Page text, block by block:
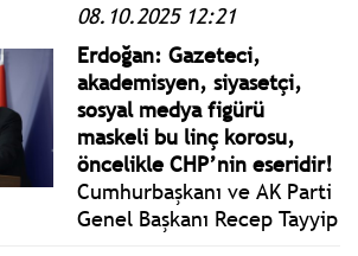
tarafından gerçekleştirilen
katliamın üzerinden 10 yıl
geçti.
08.10.2025 12:21
Erdoğan: Gazeteci,
akademisyen, siyasetçi,
sosyal medya figürü
maskeli bu linç korosu,
öncelikle CHP’nin eseridir!
Cumhurbaşkanı ve AK Parti
Genel Başkanı Recep Tayyip